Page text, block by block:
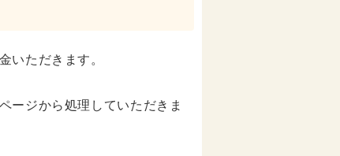
いただきます。
ージから処理していただきま